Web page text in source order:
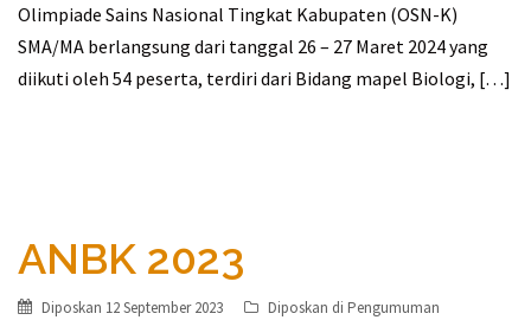
Olimpiade Sains Nasional Tingkat Kabupaten (OSN-K)
SMA/MA berlangsung dari tanggal 26 – 27 Maret 2024 yang
diikuti oleh 54 peserta, terdiri dari Bidang mapel Biologi, […]
ANBK 2023
Diposkan 12 September 2023 Diposkan di Pengumuman